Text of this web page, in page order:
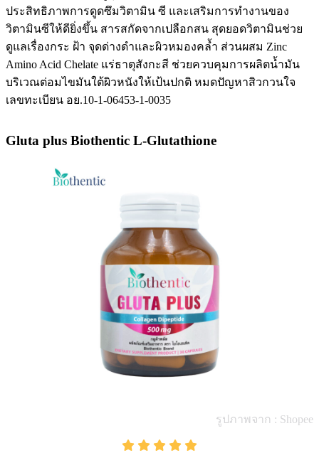
ประสิทธิภาพการดูดซึมวิตามิน ซี และเสริมการทำงานของ
วิตามินซีให้ดียิ่งขึ้น สารสกัดจากเปลือกสน สุดยอดวิตามินช่วย
ดูแลเรื่องกระ ฝ้า จุดด่างดำและผิวหมองคล้ำ ส่วนผสม Zinc
Amino Acid Chelate แร่ธาตุสังกะสี ช่วยควบคุมการผลิตน้ำมัน
บริเวณต่อมไขมันใต้ผิวหนังให้เป้นปกติ หมดปัญหาสิวกวนใจ
เลขทะเบียน อย.10-1-06453-1-0035
Gluta plus Biothentic L-Glutathione
รูปภาพจาก : Shopee